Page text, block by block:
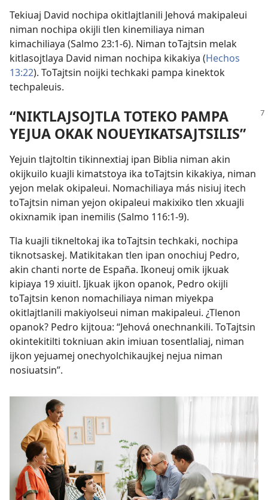
Tekiuaj David nochipa okitlajtlanili Jehová makipaleui
niman nochipa okijli tlen kinemiliaya niman
kimachiliaya (Salmo 23:1-6). Niman toTajtsin melak
kitlasojtlaya David niman nochipa kikakiya (Hechos
13:22). ToTajtsin noijki techkaki pampa kinektok
techpaleuis.
“NIKTLAJSOJTLA TOTEKO PAMPA
YEJUA OKAK NOUEYIKATSAJTSILIS”
Yejuin tlajtoltin tikinnextiaj ipan Biblia niman akin
okijkuilo kuajli kimatstoya ika toTajtsin kikakiya, niman
yejon melak okipaleui. Nomachiliaya más nisiuj itech
toTajtsin niman yejon okipaleui makixiko tlen xkuajli
okixnamik ipan inemilis (Salmo 116:1-9).
Tla kuajli tikneltokaj ika toTajtsin techkaki, nochipa
tiknotsaskej. Matikitakan tlen ipan onochiuj Pedro,
akin chanti norte de España. Ikoneuj omik ijkuak
kipiaya 19 xiuitl. Ijkuak ijkon opanok, Pedro okijli
toTajtsin kenon nomachiliaya niman miyekpa
okitlajtlanili makiyolseui niman makipaleui. ¿Tlenon
opanok? Pedro kijtoua: “Jehová onechnankili. ToTajtsin
okintekitilti tokniuan akin imiuan tosentlaliaj, niman
ijkon yejuamej onechyolchikaujkej nejua niman
nosiuatsin”.